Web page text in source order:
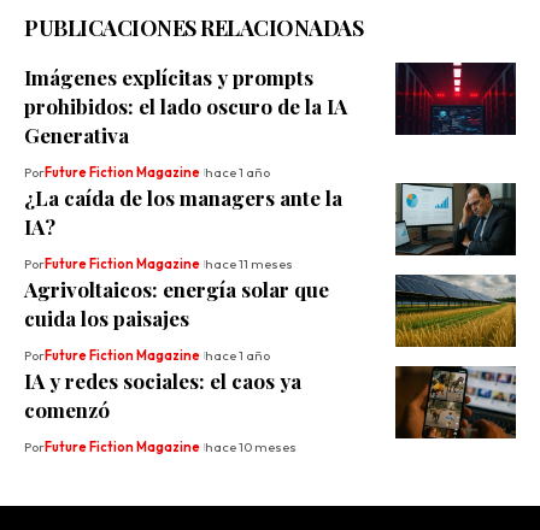
PUBLICACIONES RELACIONADAS
Imágenes explícitas y prompts
prohibidos: el lado oscuro de la IA
Generativa
PorFuture Fiction Magazine hace 1 año
¿La caída de los managers ante la
IA?
PorFuture Fiction Magazine hace 11 meses
Agrivoltaicos: energía solar que
cuida los paisajes
PorFuture Fiction Magazine hace 1 año
IA y redes sociales: el caos ya
comenzó
PorFuture Fiction Magazine hace 10 meses